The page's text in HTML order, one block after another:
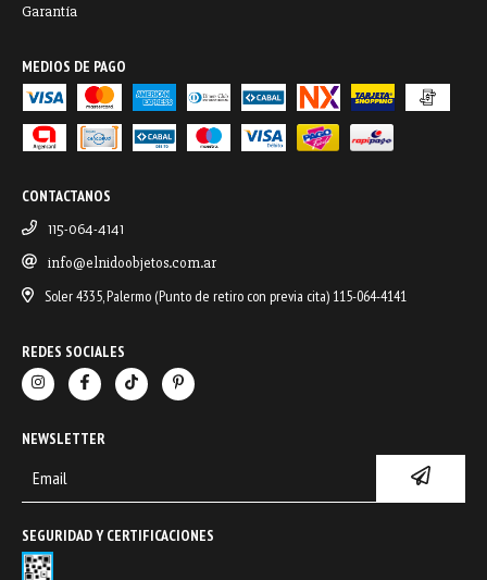
Garantía
MEDIOS DE PAGO
CONTACTANOS
115-064-4141
info@elnidoobjetos.com.ar
Soler 4335, Palermo (Punto de retiro con previa cita) 115-064-4141
REDES SOCIALES
NEWSLETTER
SEGURIDAD Y CERTIFICACIONES